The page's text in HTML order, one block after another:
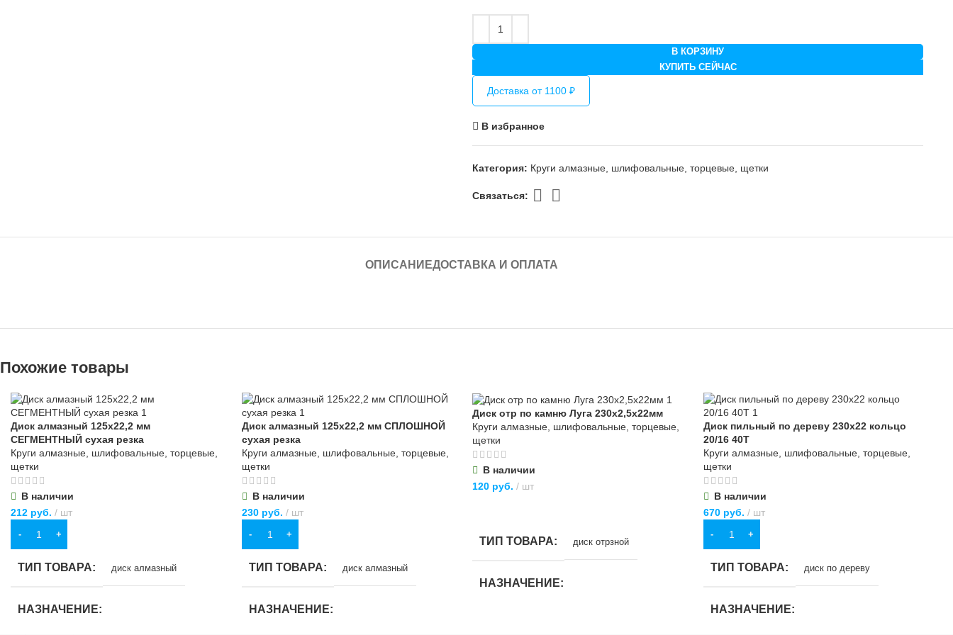
В КОРЗИНУ
КУПИТЬ СЕЙЧАС
Доставка от 1100 ₽
В избранное
Категория: Круги алмазные, шлифовальные, торцевые, щетки
Связаться:
ОПИСАНИЕДОСТАВКА И ОПЛАТА
Похожие товары
Диск алмазный 125х22,2 мм
СЕГМЕНТНЫЙ сухая резка
Круги алмазные, шлифовальные, торцевые,
щетки
В наличии
212 руб. шт
В КОРЗИНУ
ТИП ТОВАРА диск алмазный
НАЗНАЧЕНИЕ
Диск алмазный 125х22,2 мм СПЛОШНОЙ
сухая резка
Круги алмазные, шлифовальные, торцевые,
щетки
В наличии
230руб. шт
В КОРЗИНУ
ТИП ТОВАРА диск алмазный
НАЗНАЧЕНИЕ
Диск отр по камню Луга 230х2,5х22мм
Круги алмазные, шлифовальные, торцевые,
щетки
В наличии
120 руб. шт
ТИП ТОВАРА диск отрзной
НАЗНАЧЕНИЕ
Диск пильный по дереву 230х22 кольцо
20/16 40Т
Круги алмазные, шлифовальные, торцевые,
щетки
В наличии
670руб. шт
В КОРЗИНУ
ТИП ТОВАРА диск по дереву
НАЗНАЧЕНИЕ